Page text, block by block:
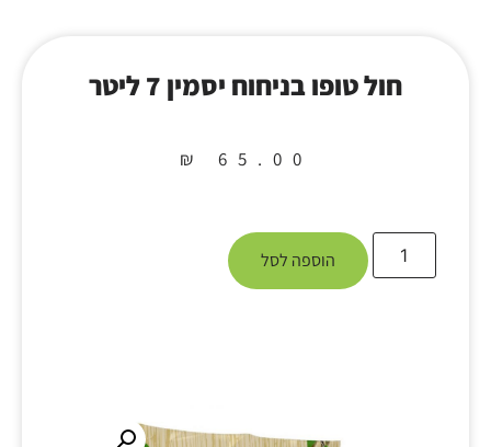
חול טופו בניחוח יסמין 7 ליטר
₪ 65.00
הוספה לסל